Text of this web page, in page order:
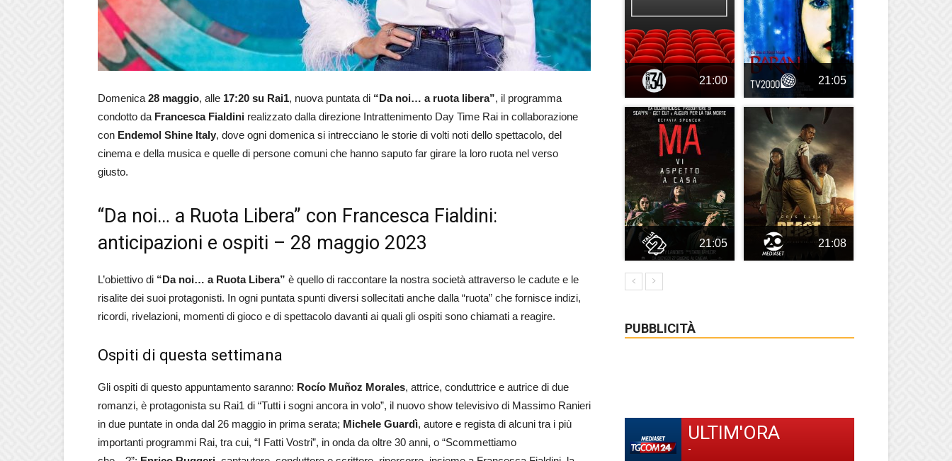
Domenica 28 maggio, alle 17:20 su Rai1, nuova puntata di “Da noi… a ruota libera”, il programma
condotto da Francesca Fialdini realizzato dalla direzione Intrattenimento Day Time Rai in collaborazione
con Endemol Shine Italy, dove ogni domenica si intrecciano le storie di volti noti dello spettacolo, del
cinema e della musica e quelle di persone comuni che hanno saputo far girare la loro ruota nel verso
giusto.
“Da noi… a Ruota Libera” con Francesca Fialdini:
anticipazioni e ospiti – 28 maggio 2023
L’obiettivo di “Da noi… a Ruota Libera” è quello di raccontare la nostra società attraverso le cadute e le
risalite dei suoi protagonisti. In ogni puntata spunti diversi sollecitati anche dalla “ruota” che fornisce indizi,
ricordi, rivelazioni, momenti di gioco e di spettacolo davanti ai quali gli ospiti sono chiamati a reagire.
Ospiti di questa settimana
Gli ospiti di questo appuntamento saranno: Rocío Muñoz Morales, attrice, conduttrice e autrice di due
romanzi, è protagonista su Rai1 di “Tutti i sogni ancora in volo”, il nuovo show televisivo di Massimo Ranieri
in due puntate in onda dal 26 maggio in prima serata; Michele Guardì, autore e regista di alcuni tra i più
importanti programmi Rai, tra cui, “I Fatti Vostri”, in onda da oltre 30 anni, o “Scommettiamo
21:00 21:05
21:05 21:08
PUBBLICITÀ
ULTIM'ORA
-